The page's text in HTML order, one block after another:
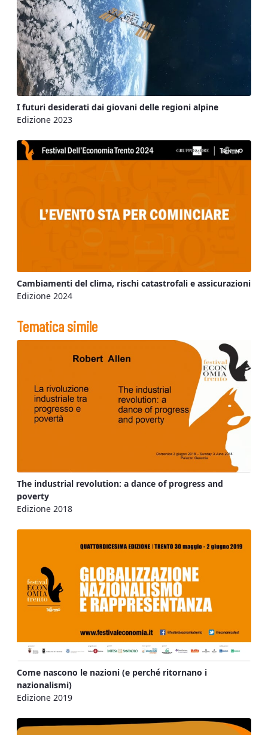
I futuri desiderati dai giovani delle regioni alpine
Edizione 2023
Cambiamenti del clima, rischi catastrofali e assicurazioni
Edizione 2024
Tematica simile
The industrial revolution: a dance of progress and
poverty
Edizione 2018
Come nascono le nazioni (e perché ritornano i
nazionalismi)
Edizione 2019